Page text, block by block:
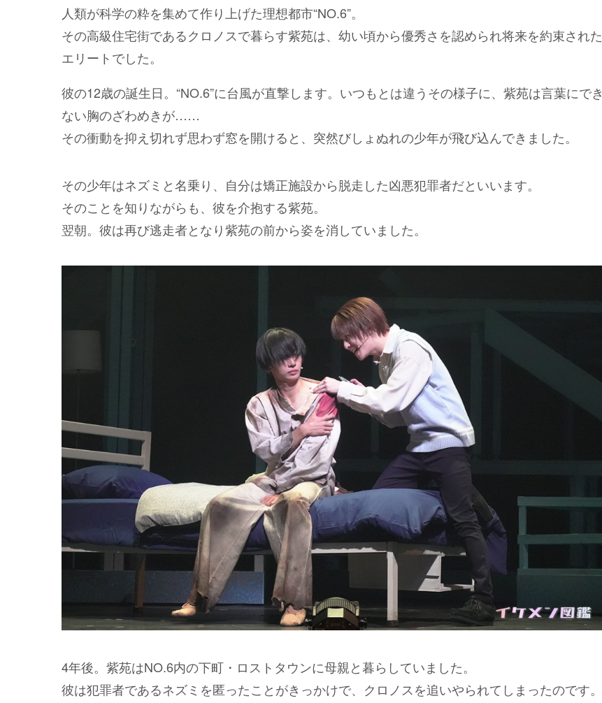
人類が科学の粋を集めて作り上げた理想都市“NO.6”。
その高級住宅街であるクロノスで暮らす紫苑は、幼い頃から優秀さを認められ将来を約束された
エリートでした。
彼の12歳の誕生日。“NO.6”に台風が直撃します。いつもとは違うその様子に、紫苑は言葉にでき
ない胸のざわめきが……
その衝動を抑え切れず思わず窓を開けると、突然びしょぬれの少年が飛び込んできました。
その少年はネズミと名乗り、自分は矯正施設から脱走した凶悪犯罪者だといいます。
そのことを知りながらも、彼を介抱する紫苑。
翌朝。彼は再び逃走者となり紫苑の前から姿を消していました。
4年後。紫苑はNO.6内の下町・ロストタウンに母親と暮らしていました。
彼は犯罪者であるネズミを匿ったことがきっかけで、クロノスを追いやられてしまったのです。